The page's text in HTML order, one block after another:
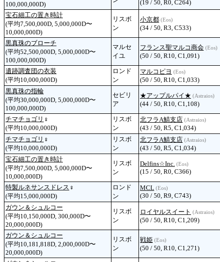
100,000,000D)
(19 / 50, R0, C264)
宝石細工の置き時計
(平均7,500,000D, 5,000,000D〜
10,000,000D)
リスボ
ン
小京都 (Eos)
(34 / 50, R3, C533)
黒真珠のブローチ
(平均52,500,000D, 5,000,000D〜
100,000,000D)
マルセ
イユ
フランス聖マルコ商会 (Eos)
(50 / 50, R10, C1,091)
遺跡調査団の衣装
(平均10,000,000D)
ロンド
ン
マルコピヨ (Eos)
(50 / 50, R10, C1,033)
黒真珠の指輪
(平均30,000,000D, 5,000,000D〜
100,000,000D)
セビリ
ア
★アップルパイ★ (Astraios)
(44 / 50, R10, C1,108)
チマチョゴリ ♀
(平均10,000,000D)
リスボ
ン
北フラA鯖支店 (Astraios)
(43 / 50, R5, C1,034)
チマチョゴリ ♀
(平均10,000,000D)
リスボ
ン
北フラA鯖支店 (Astraios)
(43 / 50, R5, C1,034)
宝石細工の置き時計
(平均7,500,000D, 5,000,000D〜
10,000,000D)
リスボ
ン
Delfins☆Inc. (Eos)
(15 / 50, R0, C366)
特製ルネサンスドレス ♀
(平均15,000,000D)
ロンド
ン
MCL (Eos)
(30 / 50, R9, C743)
ガウン＆シュルコー
(平均10,150,000D, 300,000D〜
20,000,000D)
リスボ
ン
ロイヤルスイート (Astraios)
(50 / 50, R10, C1,209)
ガウン＆シュルコー
(平均10,181,818D, 2,000,000D〜
20,000,000D)
リスボ
ン
戦姫 (Eos)
(50 / 50, R10, C1,271)